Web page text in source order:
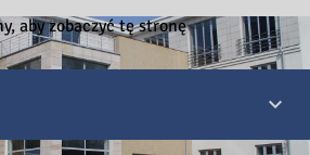
aby zobaczyć tę stronę